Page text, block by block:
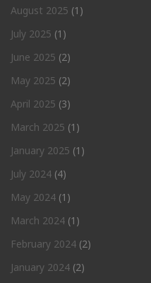
August 2025 (1)
July 2025 (1)
June 2025 (2)
May 2025 (2)
April 2025 (3)
March 2025 (1)
January 2025 (1)
July 2024 (4)
May 2024 (1)
March 2024 (1)
February 2024 (2)
January 2024 (2)